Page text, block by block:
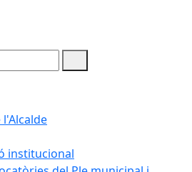
institucional